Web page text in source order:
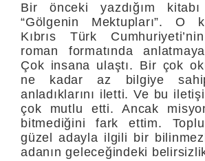
Bir önceki yazdığım kitabı
“Gölgenin Mektupları”. O
Kıbrıs Türk
roman formatında anlatmaya
Çok insana ulaştı. Bir çok
ne kadar az bilgiye sahip
anladıklarını iletti. Ve bu
çok mutlu etti. Ancak
bitmediğini fark ettim.
güzel adayla ilgili bir
adanın geleceğindeki